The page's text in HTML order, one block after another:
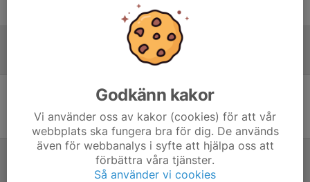
Godkänn kakor
Vi använder oss av kakor (cookies) för att vår
webbplats ska fungera bra för dig. De används
även för webbanalys i syfte att hjälpa oss att
förbättra våra tjänster.
Så använder vi cookies